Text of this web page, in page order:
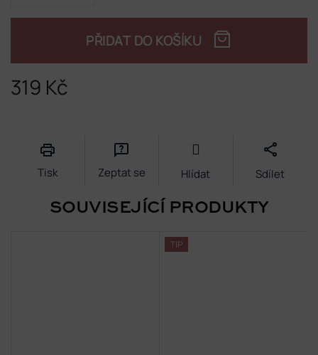
319 Kč
PŘIDAT DO KOŠÍKU
Tisk Zeptat se Hlídat Sdílet
SOUVISEJÍCÍ PRODUKTY
TIP